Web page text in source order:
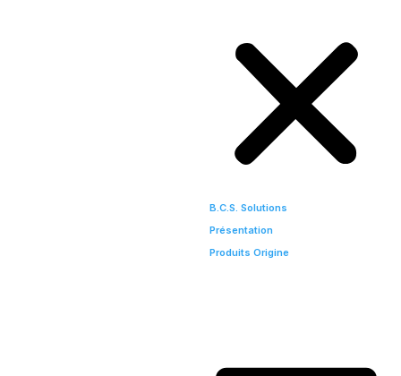
B.C.S. Solutions
Présentation
Produits Origine